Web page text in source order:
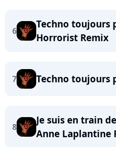
6
Techno toujours
Horrorist Remix
7 Techno toujours
8
Je suis en train
Anne Laplantine